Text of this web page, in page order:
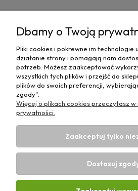
Moje konto
Płatności i dostawa
Informacje
O nas
Sklep rolniczy z częściami do
Dbamy o Twoją
Pliki cookies i pokrewne im technologie
działanie strony i pomagają nam
potrzeb. Możesz zaakceptować
wszystkich tych plików i przejść do
plików do swoich preferencji,
zgody".
Więcej o plikach cookies przeczytasz w
prywatności.
Zaakceptuj tylko
Dostosuj